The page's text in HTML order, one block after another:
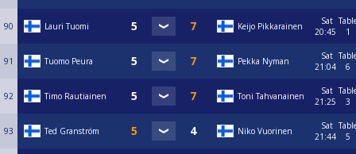
90 Lauri Tuomi Keijo Pikkarainen
Sat
20:45
1
91 Tuomo Peura Pekka Nyman
Sat
21:04
6
92 Timo Rautiainen Toni Tahvanainen
Sat
21:25
3
93 Ted Granström Niko Vuorinen
Sat
21:44
5